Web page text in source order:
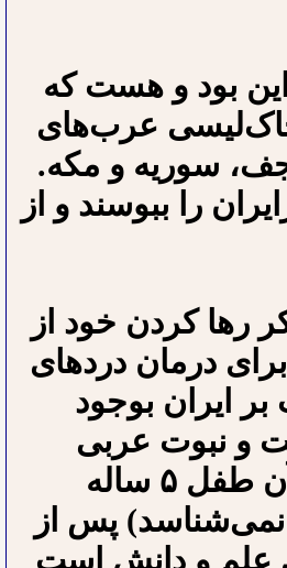
بود و هست که
خاک‌لیسی عرب‌های
سوریه و مکه.
را ببوسند و از
رها کردن خود از
درمان دردهای
ایران بوجود
و نبوت عربی
یعنی «امام زمان» بمانند! سرانجام شاید آن طفل ۵ ساله
پس از
قرن ۲۱ که سده‌ی علم و دانش است